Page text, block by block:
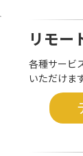
リモー
各種サービ
いただけま